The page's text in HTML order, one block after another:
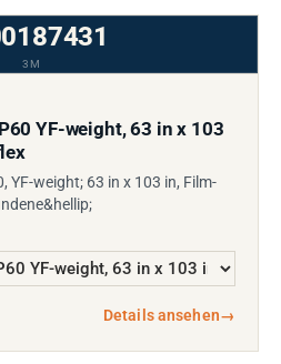
3M
YF-weight, 63 in x 103
YF-weight; 63 in x 103 in, Film-
Details ansehen→